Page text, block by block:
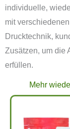
individuelle,
mit
Drucktechnik,
Zusätzen, um die
erfüllen.
Mehr